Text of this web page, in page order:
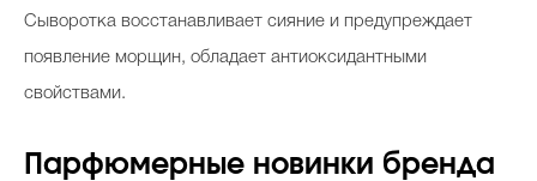
Сыворотка восстанавливает сияние и предупреждает
появление морщин, обладает антиоксидантными
свойствами.
Парфюмерные новинки бренда